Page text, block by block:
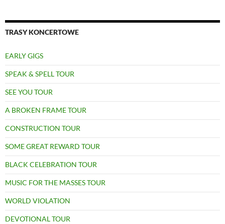
TRASY KONCERTOWE
EARLY GIGS
SPEAK & SPELL TOUR
SEE YOU TOUR
A BROKEN FRAME TOUR
CONSTRUCTION TOUR
SOME GREAT REWARD TOUR
BLACK CELEBRATION TOUR
MUSIC FOR THE MASSES TOUR
WORLD VIOLATION
DEVOTIONAL TOUR